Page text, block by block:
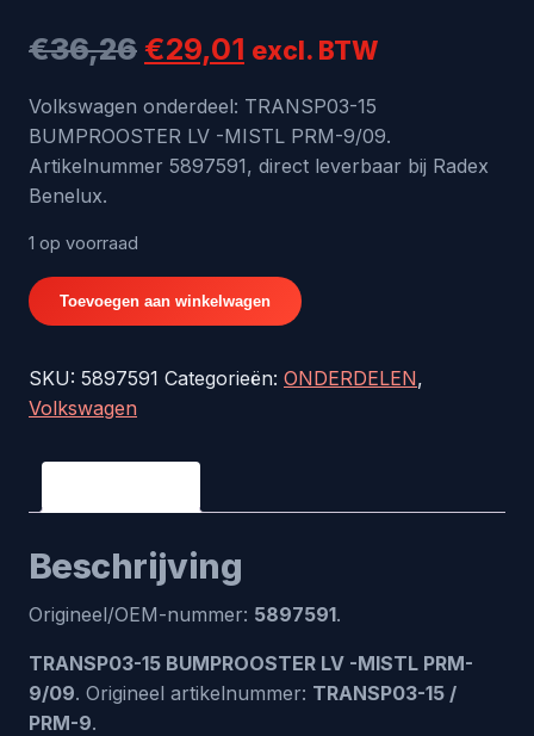
€36,26Oorspronkelijke
prijs
was:
€29,01 Huidige
prijs
is:
excl. BTW
Volkswagen onderdeel: TRANSP03-15
BUMPROOSTER LV -MISTL PRM-9/09.
Artikelnummer 5897591, direct leverbaar bij Radex
Benelux.
1 op voorraad
TRANSP03-
15
LV
-
PRM-
origineel
5897591
Toevoegen aan winkelwagen
SKU: 5897591 Categorieën: ONDERDELEN,
Volkswagen
Beschrijving
Origineel/OEM-nummer: 5897591.
TRANSP03-15 BUMPROOSTER LV -MISTL PRM-
9/09. Origineel artikelnummer: TRANSP03-15 /
PRM-9.